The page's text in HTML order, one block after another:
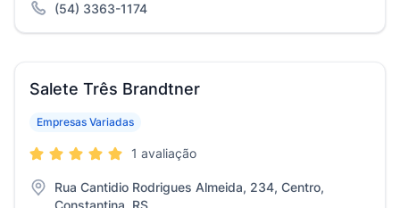
(54) 3363-1174
Salete Três Brandtner
Empresas Variadas
1 avaliação
Rua Cantidio Rodrigues Almeida, 234, Centro,
Constantina, RS